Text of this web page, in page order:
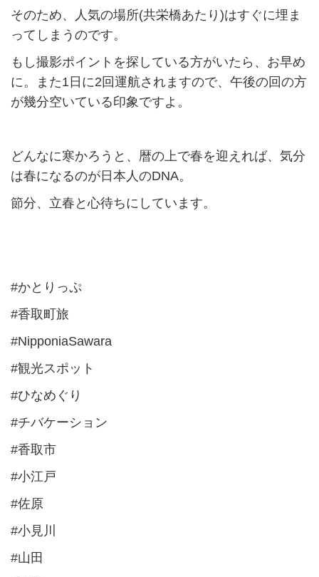
そのため、人気の場所(共栄橋あたり)はすぐに埋ま
ってしまうのです。
もし撮影ポイントを探している方がいたら、お早め
に。また1日に2回運航されますので、午後の回の方
が幾分空いている印象ですよ。
どんなに寒かろうと、暦の上で春を迎えれば、気分
は春になるのが日本人のDNA。
節分、立春と心待ちにしています。
#かとりっぷ
#香取町旅
#NipponiaSawara
#観光スポット
#ひなめぐり
#チバケーション
#香取市
#小江戸
#佐原
#小見川
#山田